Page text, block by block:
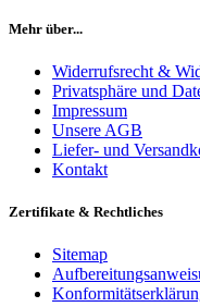
Mehr über...
Widerrufsrecht &
Privatsphäre und
Impressum
Unsere AGB
Liefer- und
Kontakt
Zertifikate & Rechtliches
Sitemap